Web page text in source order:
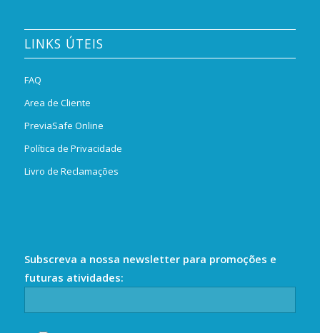
LINKS ÚTEIS
FAQ
Area de Cliente
PreviaSafe Online
Política de Privacidade
Livro de Reclamações
Subscreva a nossa newsletter para promoções e
futuras atividades: